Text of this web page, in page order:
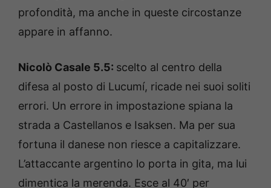
profondità, ma anche in queste circostanze
appare in affanno.
Nicolò Casale 5.5: scelto al centro della
difesa al posto di Lucumí, ricade nei suoi soliti
errori. Un errore in impostazione spiana la
strada a Castellanos e Isaksen. Ma per sua
fortuna il danese non riesce a capitalizzare.
L’attaccante argentino lo porta in gita, ma lui
dimentica la merenda. Esce al 40′ per